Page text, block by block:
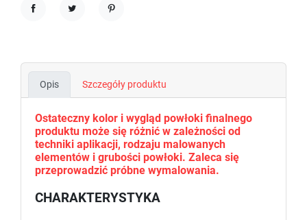
Opis Szczegóły produktu
Ostateczny kolor i wygląd powłoki finalnego
produktu może się różnić w zależności od
techniki aplikacji, rodzaju malowanych
elementów i grubości powłoki. Zaleca się
przeprowadzić próbne wymalowania.
CHARAKTERYSTYKA